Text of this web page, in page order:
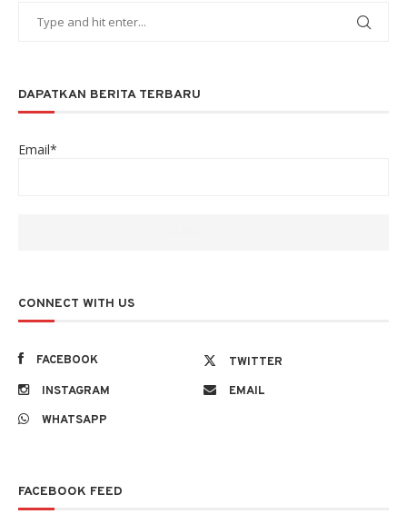
DAPATKAN BERITA TERBARU
Email*
CONNECT WITH US
FACEBOOK
TWITTER
INSTAGRAM
EMAIL
WHATSAPP
FACEBOOK FEED